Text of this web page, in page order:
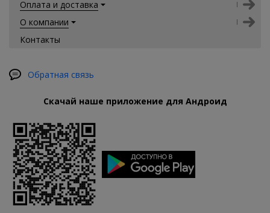
Оплата и доставка
О компании
Контакты
Обратная связь
Скачай наше приложение для Андроид